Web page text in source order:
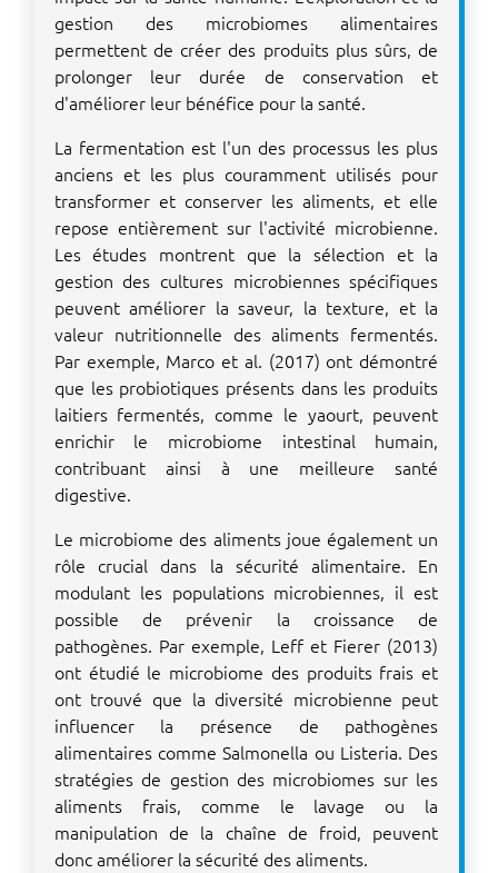
gestion des microbiomes alimentaires
permettent de créer des produits plus sûrs, de
prolonger leur durée de conservation et
d'améliorer leur bénéfice pour la santé.
La fermentation est l'un des processus les plus
anciens et les plus couramment utilisés pour
transformer et conserver les aliments, et elle
repose entièrement sur l'activité microbienne.
Les études montrent que la sélection et la
gestion des cultures microbiennes spécifiques
peuvent améliorer la saveur, la texture, et la
valeur nutritionnelle des aliments fermentés.
Par exemple, Marco et al. (2017) ont démontré
que les probiotiques présents dans les produits
laitiers fermentés, comme le yaourt, peuvent
enrichir le microbiome intestinal humain,
contribuant ainsi à une meilleure santé
digestive.
Le microbiome des aliments joue également un
rôle crucial dans la sécurité alimentaire. En
modulant les populations microbiennes, il est
possible de prévenir la croissance de
pathogènes. Par exemple, Leff et Fierer (2013)
ont étudié le microbiome des produits frais et
ont trouvé que la diversité microbienne peut
influencer la présence de pathogènes
alimentaires comme Salmonella ou Listeria. Des
stratégies de gestion des microbiomes sur les
aliments frais, comme le lavage ou la
manipulation de la chaîne de froid, peuvent
donc améliorer la sécurité des aliments.